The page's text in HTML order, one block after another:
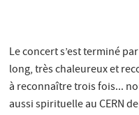
Le concert s’est terminé
long, très chaleureux et
à reconnaître trois fois...
aussi spirituelle au CERN